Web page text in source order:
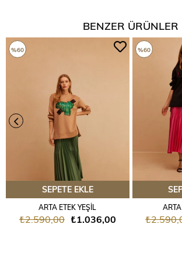
BENZER ÜRÜNLER
SEPETE EKLE
ARTA ETEK YEŞİL
₺1.036,00
₺2.590,00
%60 %60